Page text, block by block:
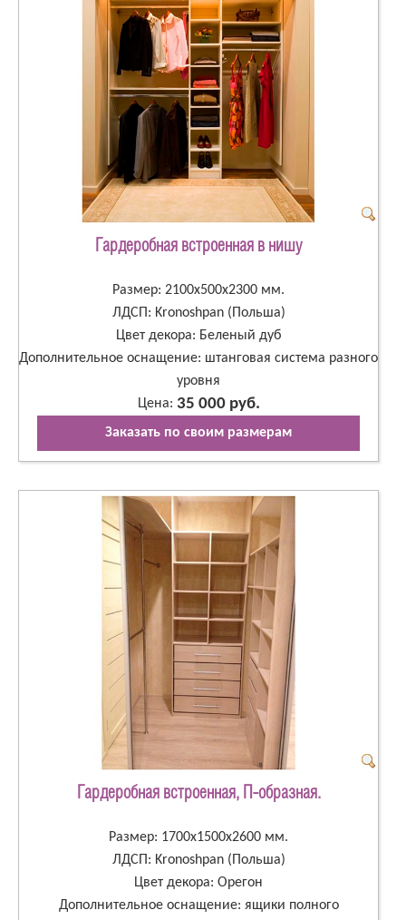
Гардеробная встроенная в нишу
Размер: 2100х500х2300 мм.
ЛДСП: Kronoshpan (Польша)
Цвет декора: Беленый дуб
Дополнительное оснащение: штанговая система разного
уровня
Цена: 35 000 руб.
Заказать по своим размерам
Гардеробная встроенная, П-образная.
Размер: 1700х1500х2600 мм.
ЛДСП: Kronoshpan (Польша)
Цвет декора: Орегон
Дополнительное оснащение: ящики полного